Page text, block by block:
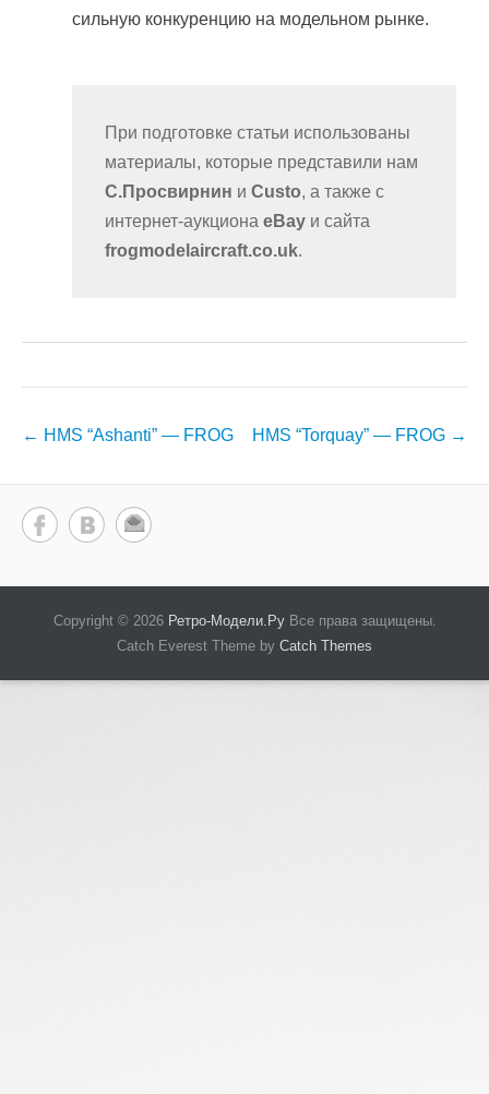
сильную конкуренцию на модельном рынке.
При подготовке статьи использованы
материалы, которые представили нам
С.Просвирнин и Custo, а также с
интернет-аукциона eBay и сайта
frogmodelaircraft.co.uk.
Навигация
← HMS “Ashanti” — FROG HMS “Torquay” — FROG →
Copyright © 2026 Ретро-Модели.РуВсе права защищены.
Catch Everest Theme by Catch Themes